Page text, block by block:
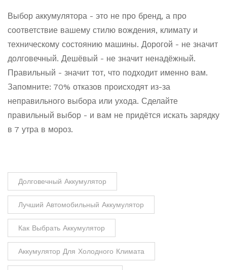
Выбор аккумулятора - это не про бренд, а про
соответствие вашему стилю вождения, климату и
техническому состоянию машины. Дорогой - не значит
долговечный. Дешёвый - не значит ненадёжный.
Правильный - значит тот, что подходит именно вам.
Запомните: 70% отказов происходят из-за
неправильного выбора или ухода. Сделайте
правильный выбор - и вам не придётся искать зарядку
в 7 утра в мороз.
Долговечный Аккумулятор
Лучший Автомобильный Аккумулятор
Как Выбрать Аккумулятор
Аккумулятор Для Холодного Климата